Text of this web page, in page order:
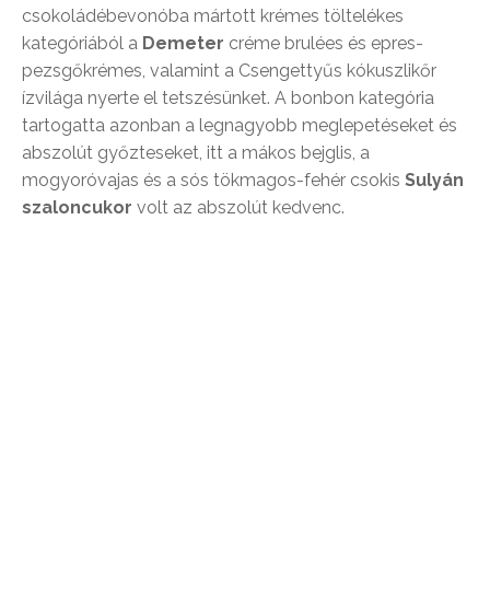
csokoládébevonóba mártott krémes töltelékes
kategóriából a Demeter créme brulées és epres-
pezsgőkrémes, valamint a Csengettyűs kókuszlikőr
ízvilága nyerte el tetszésünket. A bonbon kategória
tartogatta azonban a legnagyobb meglepetéseket és
abszolút győzteseket, itt a mákos bejglis, a
mogyoróvajas és a sós tökmagos-fehér csokis Sulyán
szaloncukor volt az abszolút kedvenc.